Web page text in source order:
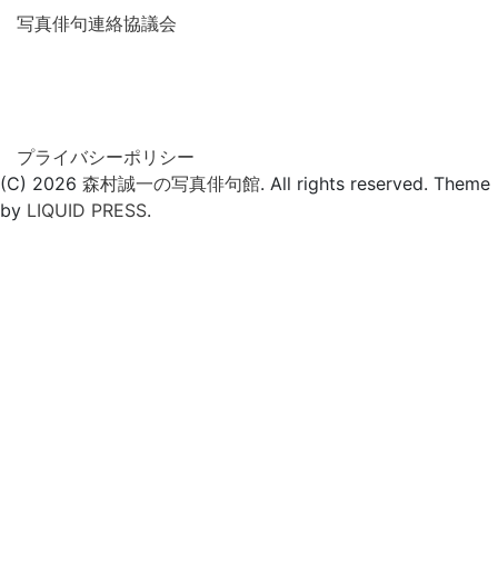
写真俳句連絡協議会
プライバシーポリシー
(C) 2026 森村誠一の写真俳句館. All rights reserved. Theme
by LIQUID PRESS.